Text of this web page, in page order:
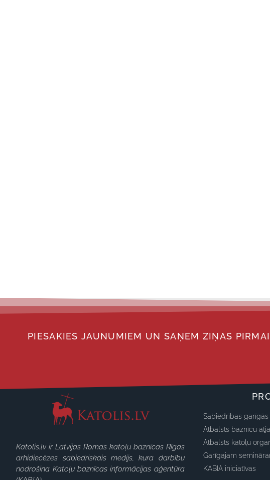
PIESAKIES JAUNUMIEM UN SAŅEM ZIŅAS
Katolis.lv ir Latvijas Romas katoļu baznīcas Rīgas
arhidiecēzes sabiedriskais medijs, kura darbību
nodrošina Katoļu baznīcas informācijas aģentūra
Sabiedrības
Atbalsts baznīcu
Atbalsts katoļu
Garīgajam
KABIA iniciatīvas